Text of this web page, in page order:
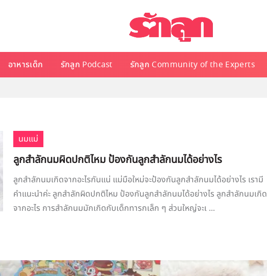
อาหารเด็ก รักลูก Podcast รักลูก Community of the Experts
นมแม่
ลูกสำลักนมผิดปกติไหม ป้องกันลูกสำลักนมได้อย่างไร
ลูกสำลักนมเกิดจากอะไรกันแน่ แม่มือใหม่จะป้องกันลูกสำลักนมได้อย่างไร เรามี
คำแนะนำค่ะ ลูกสำลักผิดปกติไหม ป้องกันลูกสำลักนมได้อย่างไร ลูกสำลักนมเกิด
จากอะไร การสำลักนมมักเกิดกับเด็กทารกเล็ก ๆ ส่วนใหญ่จะเ ...